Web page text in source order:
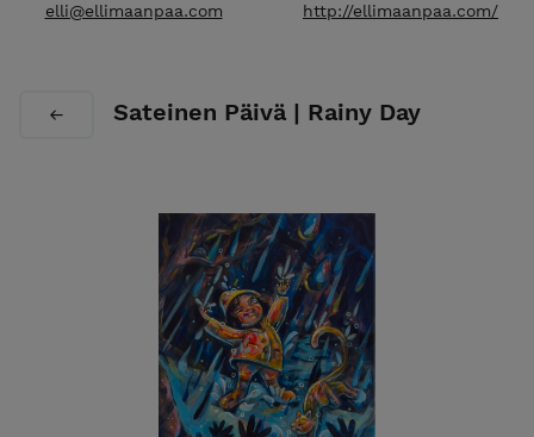
elli@ellimaanpaa.com http://ellimaanpaa.com/
Sateinen Päivä | Rainy Day